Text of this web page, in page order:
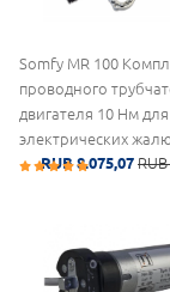
Somfy MR 100
проводного
двигателя 10 Нм для
электрических
RUB 8.075,07